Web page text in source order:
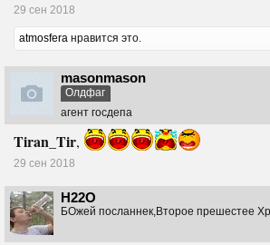
29 сен 2018
atmosfera нравится это.
masonmason
Олдфаг
агент госдепа
Tiran_Tir,
29 сен 2018
H22O
БОжей посланнек,Второе прешестее